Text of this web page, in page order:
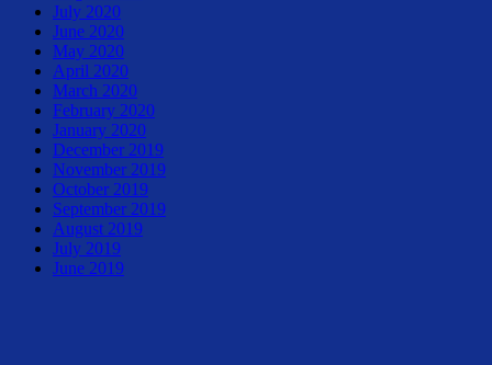
July 2020
June 2020
May 2020
April 2020
March 2020
February 2020
January 2020
December 2019
November 2019
October 2019
September 2019
August 2019
July 2019
June 2019